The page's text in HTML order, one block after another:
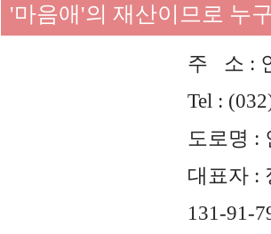
'마음애'의 재산이므로 누
주 소 :
Tel :
도로명 :
대표자 :
131-91-